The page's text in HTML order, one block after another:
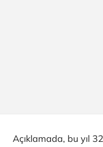
Açıklamada, bu yıl